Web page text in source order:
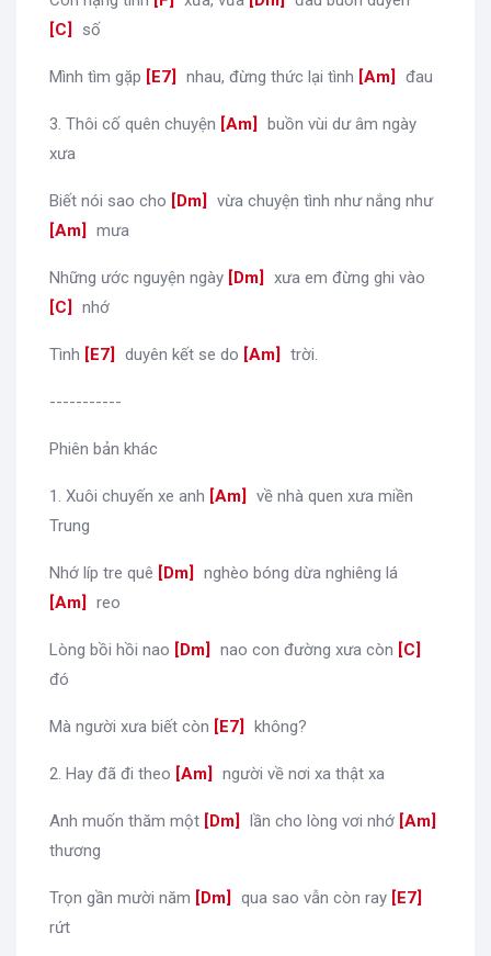
C
số
Mình tìm gặp [E7 nhau, đừng thức lại tình [Am đau
3. Thôi cố quên chuyện [Am
buồn vùi dư âm ngày
xưa
Biết nói sao cho [Dm vừa chuyện tình như nắng như
Am
mưa
Những ước nguyện ngày [Dm xưa em đừng ghi vào
C
nhớ
Tình [E7 duyên kết se do [Am trời.
-----------
Phiên bản khác
1. Xuôi chuyến xe anh [Am
về nhà quen xưa miền
Trung
Nhớ líp tre quê [Dm nghèo bóng dừa nghiêng lá
Am
reo
Lòng bồi hồi nao [Dm nao con đường xưa còn [C
đó
Mà người xưa biết còn [E7 không?
2. Hay đã đi theo [Am người về nơi xa thật xa
Anh muốn thăm một [Dm lần cho lòng vơi nhớ [Am
thương
Trọn gần mười năm [Dm qua sao vẫn còn ray [E7
rứt